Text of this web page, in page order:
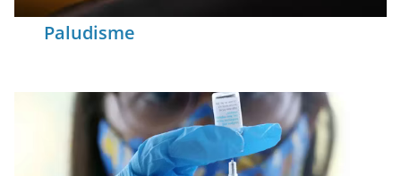
Paludisme